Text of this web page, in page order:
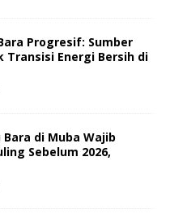
Progresif: Sumber
Transisi Energi Bersih di
di Muba Wajib
Sebelum 2026,